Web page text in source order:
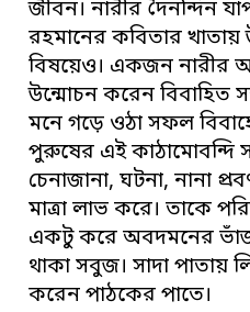
জীবন। নারীর দৈনন্দিন
রহমানের কবিতার
বিষয়েও। একজন নারীর
উন্মোচন করেন বিবাহিত
মনে গড়ে ওঠা সফল
পুরুষের এই কাঠামোবন্দি
চেনাজানা, ঘটনা, নানা
মাত্রা লাভ করে। তাকে
একটু করে অবদমনের ভাঁজ
থাকা সবুজ। সাদা পাতায়
করেন পাঠকের পাতে।